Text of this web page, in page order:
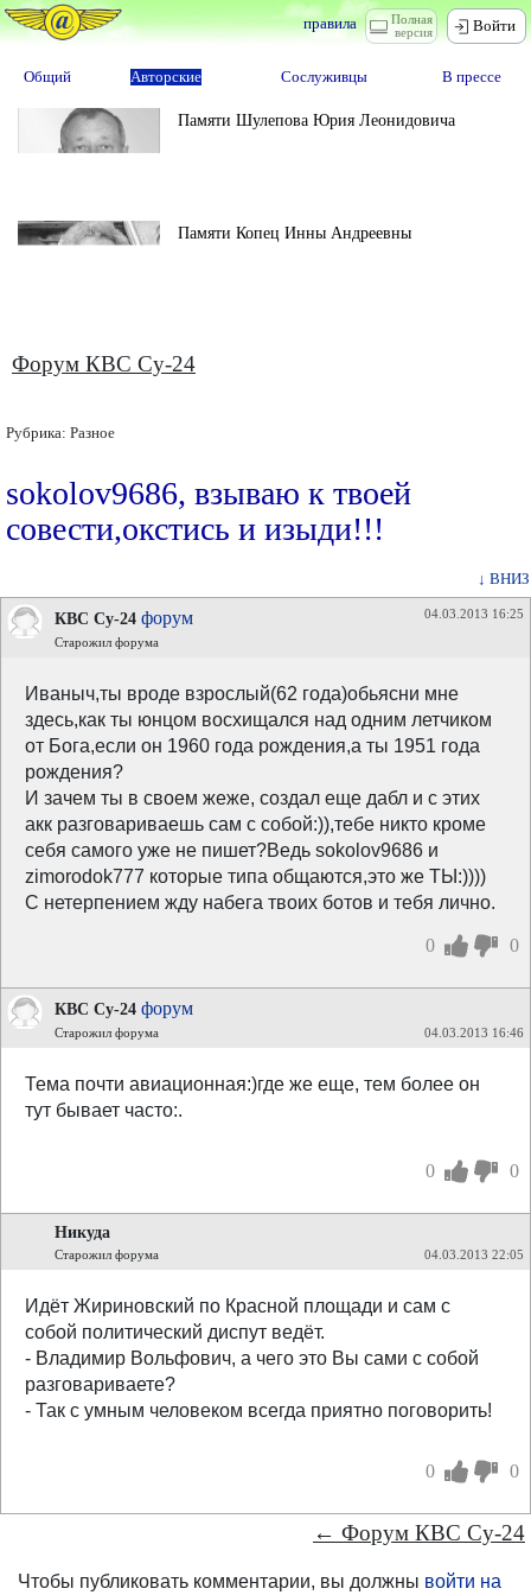
Полная
версия
правила Войти
Общий Авторские Сослуживцы В прессе
Памяти Шулепова Юрия Леонидовича
Памяти Копец Инны Андреевны
Форум КВС Су-24
Рубрика: Разное
sokolov9686, взываю к твоей
совести,окстись и изыди!!!
↓ ВНИЗ
КВС Су-24 форум
Старожил форума
04.03.2013 16:25
Иваныч,ты вроде взрослый(62 года)обьясни мне
здесь,как ты юнцом восхищался над одним летчиком
от Бога,если он 1960 года рождения,а ты 1951 года
рождения?
И зачем ты в своем жеже, создал еще дабл и с этих
акк разговариваешь сам с собой:)),тебе никто кроме
себя самого уже не пишет?Ведь sokolov9686 и
zimorodok777 которые типа общаются,это же ТЫ:))))
С нетерпением жду набега твоих ботов и тебя лично.
0 0
КВС Су-24 форум
Старожил форума 04.03.2013 16:46
Тема почти авиационная:)где же еще, тем более он
тут бывает часто:.
0 0
Никуда
Старожил форума 04.03.2013 22:05
Идёт Жириновский по Красной площади и сам с
собой политический диспут ведёт.
- Владимир Вольфович, а чего это Вы сами с собой
разговариваете?
- Так с умным человеком всегда приятно поговорить!
0 0
← Форум КВС Су-24
Чтобы публиковать комментарии, вы должны войти на